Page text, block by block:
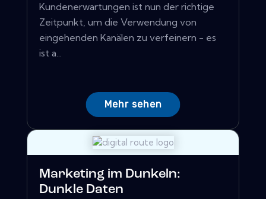
Kundenerwartungen ist nun der richtige
Zeitpunkt, um die Verwendung von
eingehenden Kanälen zu verfeinern - es
ist a...
Mehr sehen
Marketing im Dunkeln:
Dunkle Daten